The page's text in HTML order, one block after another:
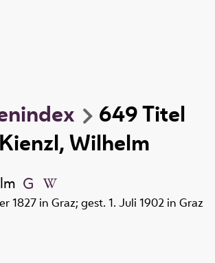
649Titel
Kienzl, Wilhelm
1827 in Graz; gest. 1. Juli 1902 in Graz